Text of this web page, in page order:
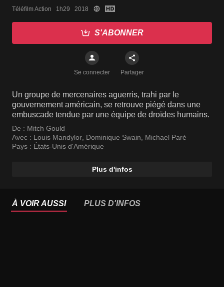
Téléfilm Action   1h29   2018
S'ABONNER
Se connecter Partager
Un groupe de mercenaires aguerris, trahi par le
gouvernement américain, se retrouve piégé dans une
embuscade tendue par une équipe de droïdes humains.
De : Mitch Gould
Avec : Louis Mandylor Dominique Swain
Michael Paré
Pays : États-Unis d'Amérique
Plus d'infos
À VOIR AUSSI PLUS D'INFOS